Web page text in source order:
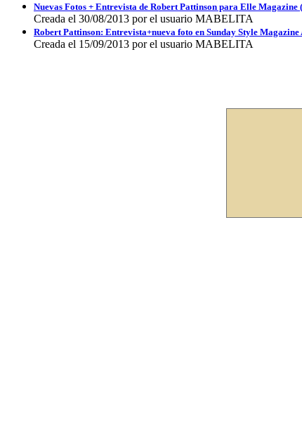
Nuevas Fotos + Entrevista de Robert Pattinson para Elle Magazine
Creada el 30/08/2013 por el usuario MABELITA
Robert Pattinson: Entrevista+nueva foto en Sunday Style
Creada el 15/09/2013 por el usuario MABELITA